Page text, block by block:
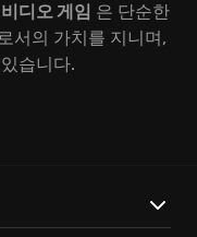
비디오 게임 은 단순한
서의 가치를 지니며,
습니다.